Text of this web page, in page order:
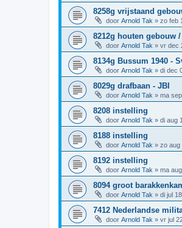
8258g vrijstaand
door Arnold Tak » zo feb
8212g houten gebouw
door Arnold Tak » vr dec
8134g Bussum 1940 -
door Arnold Tak » di dec
8029g drafbaan - JBI
door Arnold Tak » ma
8208 instelling
door Arnold Tak » di aug
8188 instelling
door Arnold Tak » zo aug
8192 instelling
door Arnold Tak » ma
8094 groot
door Arnold Tak » di jul
7412 Nederlandse
door Arnold Tak » vr jul